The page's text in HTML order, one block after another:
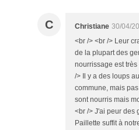
C Christiane 30/04/
<br /> <br /> Leur
de la plupart des
nourrissage est
/> Il y a des loups
commune, mais
sont nourris mais
<br /> J'ai peur des
Paillette suffit à